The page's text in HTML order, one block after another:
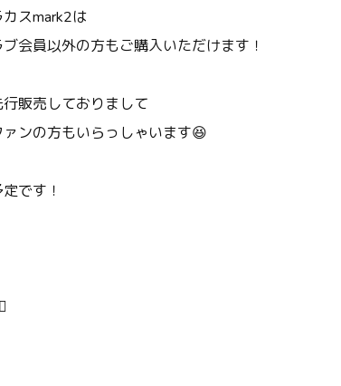
スmark2は
会員以外の方もご購入いただけます！
販売しておりまして
ンの方もいらっしゃいます😆
です！